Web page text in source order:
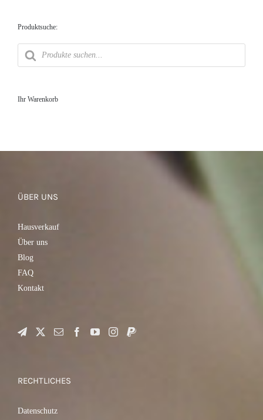
Produktsuche:
Products
search
Ihr Warenkorb
ÜBER UNS
Hausverkauf
Über uns
Blog
FAQ
Kontakt
RECHTLICHES
Datenschutz